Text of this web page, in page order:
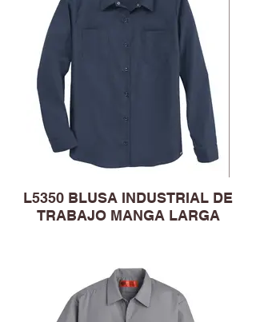
L5350 BLUSA INDUSTRIAL DE
TRABAJO MANGA LARGA